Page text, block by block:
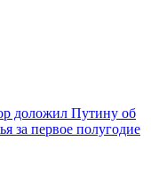
доложил Путину об
за первое полугодие